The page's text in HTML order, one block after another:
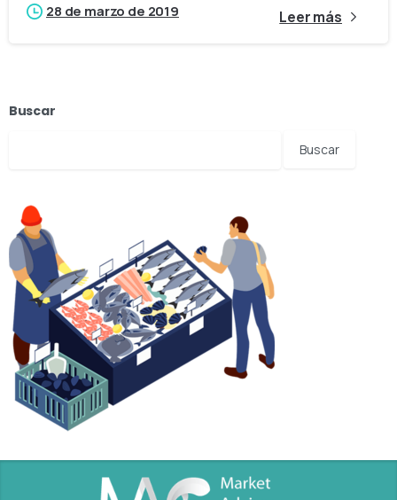
28 de marzo de 2019 Leer más
Buscar